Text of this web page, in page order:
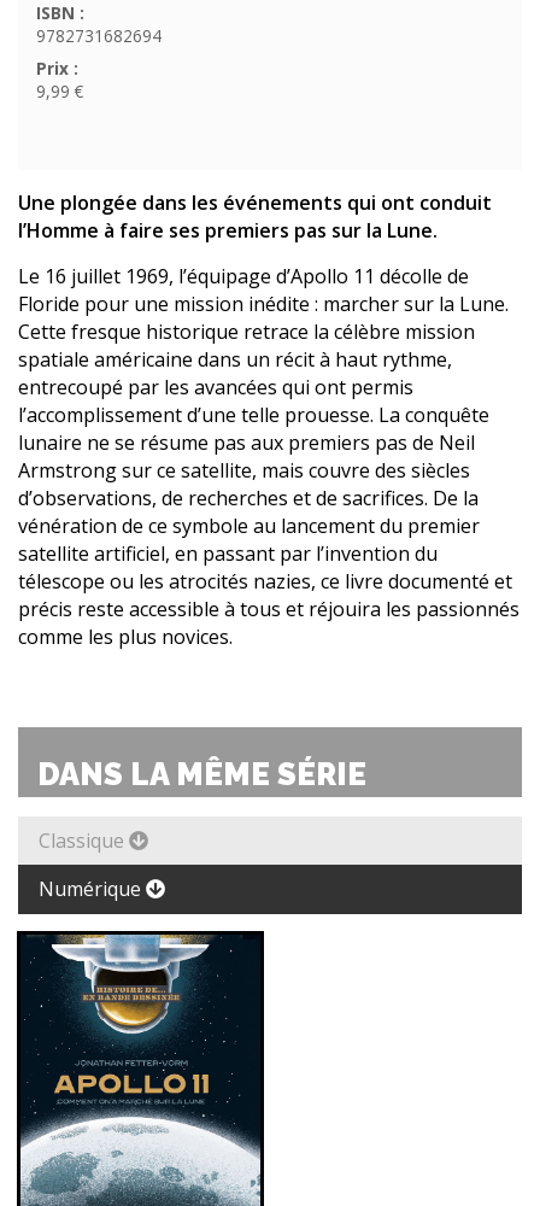
ISBN :
9782731682694
Prix :
9,99 €
Une plongée dans les événements qui ont conduit
l’Homme à faire ses premiers pas sur la Lune.
Le 16 juillet 1969, l’équipage d’Apollo 11 décolle de
Floride pour une mission inédite : marcher sur la Lune.
Cette fresque historique retrace la célèbre mission
spatiale américaine dans un récit à haut rythme,
entrecoupé par les avancées qui ont permis
l’accomplissement d’une telle prouesse. La conquête
lunaire ne se résume pas aux premiers pas de Neil
Armstrong sur ce satellite, mais couvre des siècles
d’observations, de recherches et de sacrifices. De la
vénération de ce symbole au lancement du premier
satellite artificiel, en passant par l’invention du
télescope ou les atrocités nazies, ce livre documenté et
précis reste accessible à tous et réjouira les passionnés
comme les plus novices.
DANS LA MÊME SÉRIE
Classique
Numérique